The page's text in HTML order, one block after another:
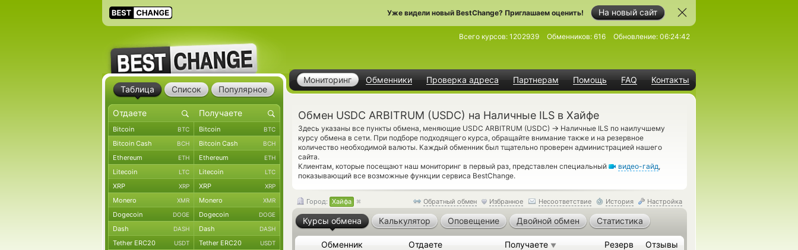
На новый сайт
Уже видели новый BestChange? Приглашаем оценить!
Мониторинг Обменники Проверка адреса Партнерам Помощь FAQ Контакты
Всего курсов: 1202939 Обменников: 616 Обновление: 06:24:42
Обмен USDC ARBITRUM (USDC) на Наличные ILS в Хайфе
Здесь указаны все пункты обмена, меняющие USDC ARBITRUM (USDC) → Наличные ILS по наилучшему
курсу обмена в сети. При подборе подходящего курса, обращайте внимание также и на резервное
количество необходимой валюты. Каждый обменник был тщательно проверен администрацией нашего
сайта.
Клиентам, которые посещают наш мониторинг в первый раз, представлен специальный
видео-гайд,
показывающий все возможные функции сервиса BestChange.
Обратный обмен Избранное Несоответствие История Настройка
Город: Хайфа
Курсы обмена Калькулятор Оповещение Двойной обмен Статистика
Обменник Отдаете Получаете ▼ Резерв Отзывы
Таблица Список Популярное
Bitcoin BTC Bitcoin BTC
Bitcoin Cash BCH Bitcoin Cash BCH
Ethereum ETH Ethereum ETH
Litecoin LTC Litecoin LTC
XRP XRP XRP XRP
Monero XMR Monero XMR
Dogecoin DOGE Dogecoin DOGE
Dash DASH Dash DASH
Tether ERC20 USDT Tether ERC20 USDT